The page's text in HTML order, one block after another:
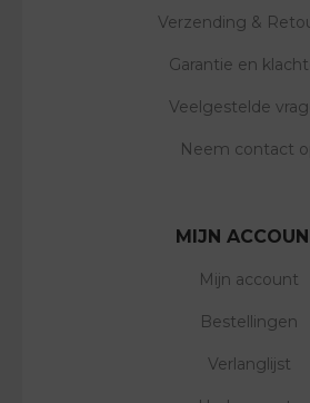
Verzending &
Garantie en
Veelgestelde
Neem contact
MIJN
Mijn account
Bestellingen
Verlanglijst